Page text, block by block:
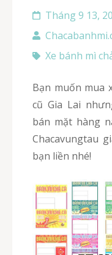
Tháng 9 13,
Xe bánh mì
Bạn muốn mua xe bán bánh mì chả cá nóng
cũ Gia Lai
bán mặt hàng
Chacavungtau
bạn liền nhé!